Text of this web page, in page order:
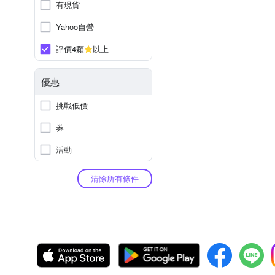
有現貨
Yahoo自營
評價4顆
以上
優惠
挑戰低價
券
活動
清除所有條件